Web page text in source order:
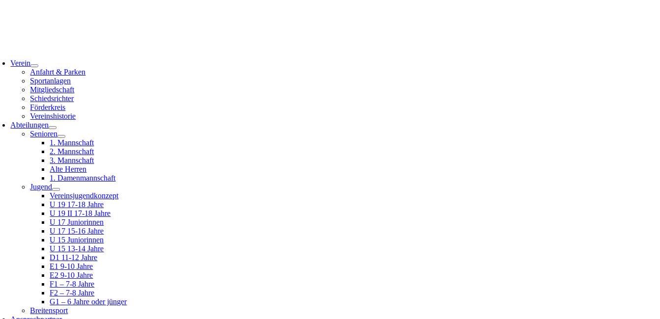
Verein
Anfahrt & Parken
Sportanlagen
Mitgliedschaft
Schiedsrichter
Förderkreis
Vereinshistorie
Abteilungen
Senioren
1. Mannschaft
2. Mannschaft
3. Mannschaft
Alte Herren
1. Damenmannschaft
Jugend
Vereinsjugendkonzept
U 19 17-18 Jahre
U 19 II 17-18 Jahre
U 17 Juniorinnen
U 17 15-16 Jahre
U 15 Juniorinnen
U 15 13-14 Jahre
D1 11-12 Jahre
E1 9-10 Jahre
E2 9-10 Jahre
F1 – 7-8 Jahre
F2 – 7-8 Jahre
G1 – 6 Jahre oder jünger
Breitensport